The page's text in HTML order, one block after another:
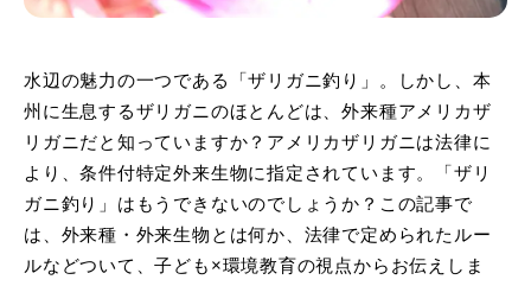
水辺の魅力の一つである「ザリガニ釣り」。しかし、本
州に生息するザリガニのほとんどは、外来種アメリカザ
リガニだと知っていますか？アメリカザリガニは法律に
より、条件付特定外来生物に指定されています。「ザリ
ガニ釣り」はもうできないのでしょうか？この記事で
は、外来種・外来生物とは何か、法律で定められたルー
ルなどついて、子ども×環境教育の視点からお伝えしま